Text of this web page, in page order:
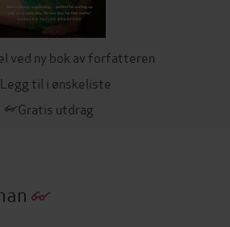
ved ny bok av forfatteren
Legg til i ønskeliste
Gratis utdrag